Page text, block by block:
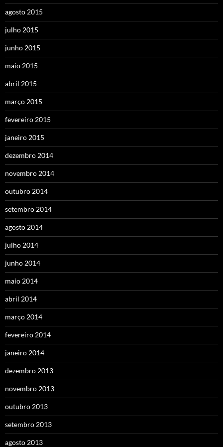
agosto 2015
julho 2015
junho 2015
maio 2015
abril 2015
março 2015
fevereiro 2015
janeiro 2015
dezembro 2014
novembro 2014
outubro 2014
setembro 2014
agosto 2014
julho 2014
junho 2014
maio 2014
abril 2014
março 2014
fevereiro 2014
janeiro 2014
dezembro 2013
novembro 2013
outubro 2013
setembro 2013
agosto 2013